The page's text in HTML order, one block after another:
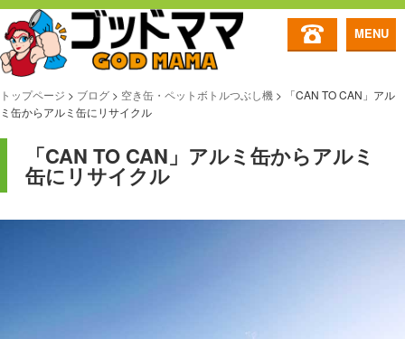
MENU
トップページ > ブログ > 空き缶・ペットボトルつぶし機 >
「CAN TO CAN」アル
ミ缶からアルミ缶にリサイクル
「CAN TO CAN」アルミ缶からアルミ
缶にリサイクル